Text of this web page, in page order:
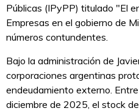
Públicas (IPyPP) titulado "El
Empresas en el gobierno de
números contundentes.
Bajo la administración de
corporaciones argentinas
endeudamiento externo.
diciembre de 2025, el stock